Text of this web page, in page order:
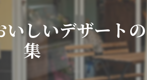
しいデザート
集